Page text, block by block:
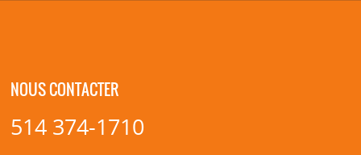
NOUS CONTACTER
514 374-1710